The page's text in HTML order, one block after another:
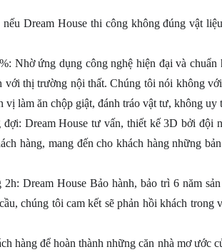
Dream House thi công không đúng vật
Nhờ ứng dụng công nghệ hiện đại và
với thị trường nội thất. Chúng tôi nói không
vị làm ăn chộp giật, đánh tráo vật tư, không uy
Dream House tư vấn, thiết kế 3D bởi đội
hàng, mang đến cho khách hàng những
Dream House Bảo hành, bảo trì 6 năm
chúng tôi cam kết sẽ phản hồi khách
hàng để hoàn thành những căn nhà mơ ước